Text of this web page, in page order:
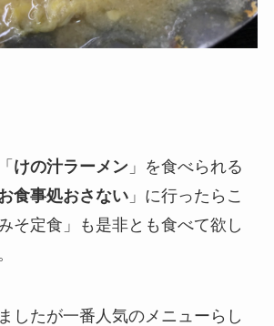
けの汁ラーメン」を食べられる
食事処おさない」に行ったらこ
そ定食」も是非とも食べて欲し
したが一番人気のメニューらし